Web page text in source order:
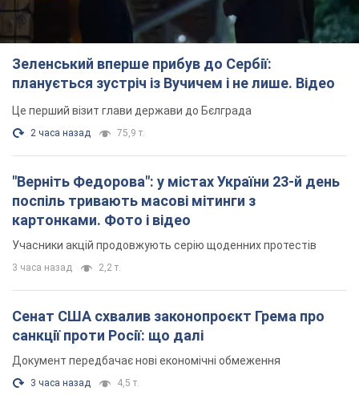
Зеленський вперше прибув до Сербії:
планується зустріч із Вучичем і не лише. Відео
Це перший візит глави держави до Бєлграда
2 часа назад 75,9 т.
"Верніть Федорова": у містах України 23-й день
поспіль тривають масові мітинги з
картонками. Фото і відео
Учасники акцій продовжують серію щоденних протестів
3 часа назад 2,2 т.
Сенат США схвалив законопроєкт Грема про
санкції проти Росії: що далі
Документ передбачає нові економічні обмеження
3 часа назад 4,5 т.